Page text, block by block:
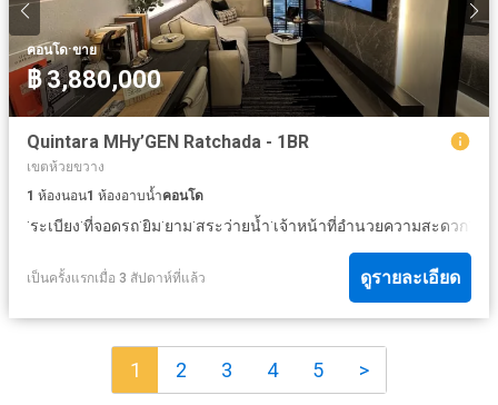
คอนโด·ขาย
฿ 3,880,000
Quintara MHy’GEN Ratchada - 1BR
เขตห้วยขวาง
1 ห้องนอน1 ห้องอาบน้ำคอนโด
·ระเบียง·ที่จอดรถ·ยิม·ยาม·สระว่ายน้ำ·เจ้าหน้าที่อำนวยความสะดวก
เป็นครั้งแรกเมื่อ 3 สัปดาห์ที่แล้ว ดูรายละเอียด
1 2 3 4 5 >